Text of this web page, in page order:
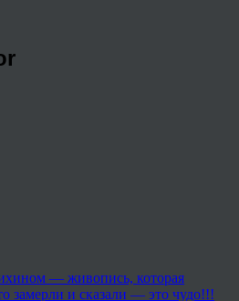
— живопись, которая
замерли и сказали — это чудо!!!